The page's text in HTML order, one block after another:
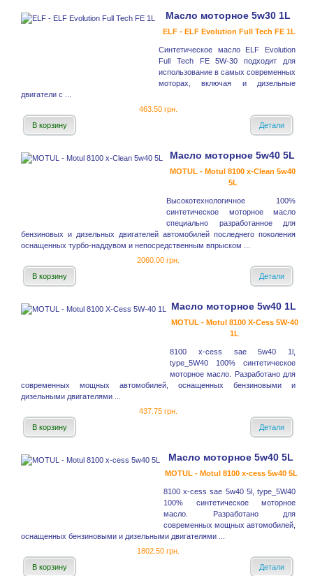
Масло моторное 5w30 1L
ELF - ELF Evolution Full Tech FE 1L
Синтетическое масло ELF Evolution
Full Tech FE 5W-30 подходит для
использование в самых современных
моторах, включая и дизельные
двигатели с ...
463.50 грн.
В корзину
Детали
Масло моторное 5w40 5L
MOTUL - Motul 8100 x-Clean 5w40
5L
Высокотехнологичное 100%
синтетическое моторное масло
специально разработанное для
бензиновых и дизельных двигателей автомобилей последнего поколения
оснащенных турбо-наддувом и непосредственным впрыском ...
2060.00 грн.
В корзину
Детали
Масло моторное 5w40 1L
MOTUL - Motul 8100 X-Cess 5W-40
1L
8100 x-cess sae 5w40 1l,
type_5W40 100% синтетическое
моторное масло. Разработано для
современных мощных автомобилей, оснащенных бензиновыми и
дизельными двигателями ...
437.75 грн.
В корзину
Детали
Масло моторное 5w40 5L
MOTUL - Motul 8100 x-cess 5w40 5L
8100 x-cess sae 5w40 5l, type_5W40
100% синтетическое моторное
масло. Разработано для
современных мощных автомобилей,
оснащенных бензиновыми и дизельными двигателями ...
1802.50 грн.
В корзину
Детали